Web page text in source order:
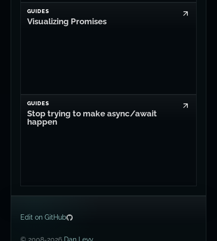
GUIDES
Visualizing Promises
GUIDES
Stop trying to make async/await
happen
Edit on GitHub
© 2008-2026 Dan Levy